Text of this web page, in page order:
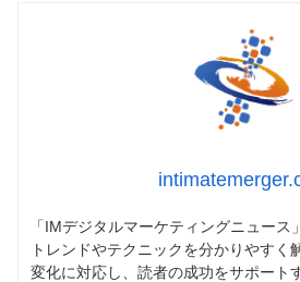
「IMデジタルマーケティングニュー
トレンドやテクニックを分かりやすく
変化に対応し、読者の成功をサポート